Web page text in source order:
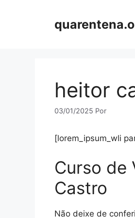
heitor
03/01/2025 Por
[lorem_ipsum_wli
Curso de
Castro
Não deixe de